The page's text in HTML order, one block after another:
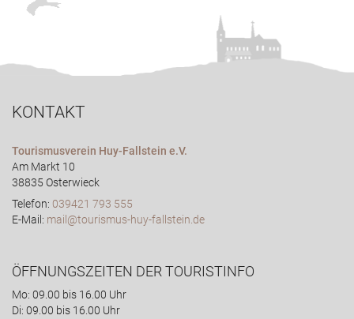
KONTAKT
Tourismusverein Huy-Fallstein e.V.
Am Markt 10
38835 Osterwieck
Telefon: 039421 793 555
E-Mail: mail@tourismus-huy-fallstein.de
ÖFFNUNGSZEITEN DER TOURISTINFO
Mo: 09.00 bis 16.00 Uhr
Di: 09.00 bis 16.00 Uhr